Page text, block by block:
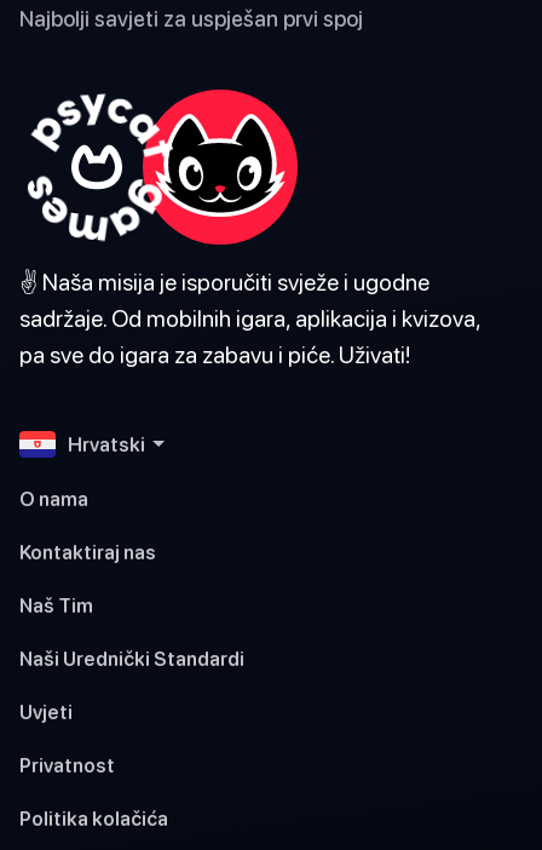
Najbolji savjeti za uspješan prvi spoj
✌️ Naša misija je isporučiti svježe i ugodne
sadržaje. Od mobilnih igara, aplikacija i kvizova,
pa sve do igara za zabavu i piće. Uživati!
Hrvatski
O nama
Kontaktiraj nas
Naš Tim
Naši Urednički Standardi
Uvjeti
Privatnost
Politika kolačića